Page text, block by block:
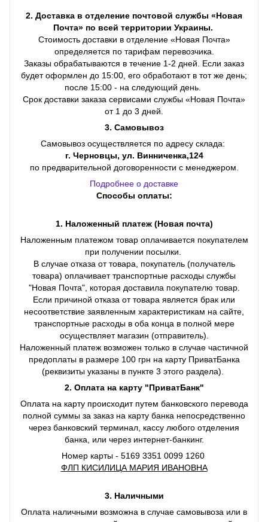
2. Доставка в отделение почтовой службы «Новая
Почта» по всей территории Украины.
Стоимость доставки в отделение «Новая Почта»
определяется по тарифам перевозчика.
Заказы обрабатываются в течение 1-2 дней. Если заказ
будет оформлен до 15:00, его обработают в тот же день;
после 15:00 - на следующий день.
Срок доставки заказа сервисами службы «Новая Почта»
от 1 до 3 дней.
3. Самовывоз
Самовывоз осуществляется по адресу склада:
г. Черновцы, ул. Винниченка,124
по предварительной договоренности с менеджером.
Подробнее о доставке
Способы оплаты:
1. Наложенный платеж (Новая почта)
Наложенным платежом товар оплачивается покупателем
при получении посылки.
В случае отказа от товара, покупатель (получатель
товара) оплачивает транспортные расходы службы
"Новая Почта", которая доставила покупателю товар.
Если причиной отказа от товара является брак или
несоответствие заявленным характеристикам на сайте,
транспортные расходы в оба конца в полной мере
осуществляет магазин (отправитель).
Наложенный платеж возможен только в случае частичной
предоплаты в размере 100 грн на карту ПриватБанка
(реквизиты указаны в пункте 3 этого раздела).
2. Оплата на карту "ПриватБанк"
Оплата на карту происходит путем банковского перевода
полной суммы за заказ на карту банка непосредственно
через банковский терминал, кассу любого отделения
банка, или через интернет-банкинг.
Номер карты - 5169 3351 0099 1260
ФЛП КИСИЛИЦА МАРИЯ ИВАНОВНА
3. Наличными
Оплата наличными возможна в случае самовывоза или в